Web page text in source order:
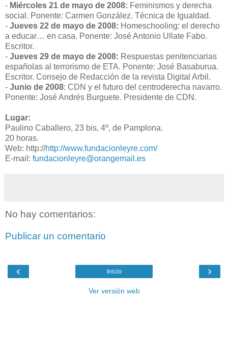
- Miércoles 21 de mayo de 2008: Feminismos y derecha
social. Ponente: Carmen González. Técnica de Igualdad.
- Jueves 22 de mayo de 2008: Homeschooling: el derecho
a educar… en casa. Ponente: José Antonio Ullate Fabo.
Escritor.
- Jueves 29 de mayo de 2008: Respuestas penitenciarias
españolas al terrorismo de ETA. Ponente: José Basaburua.
Escritor. Consejo de Redacción de la revista Digital Arbil.
- Junio de 2008: CDN y el futuro del centroderecha navarro.
Ponente: José Andrés Burguete. Presidente de CDN.
Lugar:
Paulino Caballero, 23 bis, 4º, de Pamplona.
20 horas.
Web: http://http://www.fundacionleyre.com/
E-mail: fundacionleyre@orangemail.es
No hay comentarios:
Publicar un comentario
‹ ›
Inicio
Ver versión web